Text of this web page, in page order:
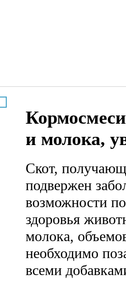
и молока,
Скот,
подвержен
возможности
здоровья
молока,
необходимо
всеми